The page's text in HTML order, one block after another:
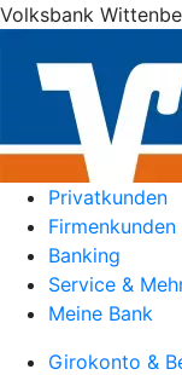
Volksbank
Privatkunden
Firmenkunden
Banking
Service &
Meine Bank
Girokonto &